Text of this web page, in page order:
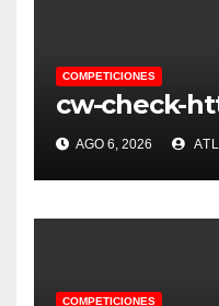
COMPETICIONES
cw-check-
AGO 6, 2026
COMPETICIONES